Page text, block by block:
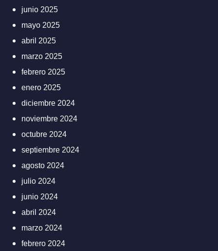
junio 2025
mayo 2025
abril 2025
marzo 2025
febrero 2025
enero 2025
diciembre 2024
noviembre 2024
octubre 2024
septiembre 2024
agosto 2024
julio 2024
junio 2024
abril 2024
marzo 2024
febrero 2024